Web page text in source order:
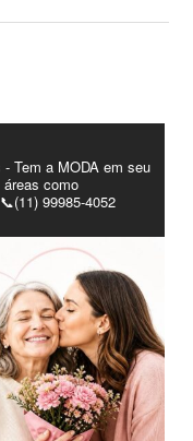
Tem a MODA em seu
como
99985-4052